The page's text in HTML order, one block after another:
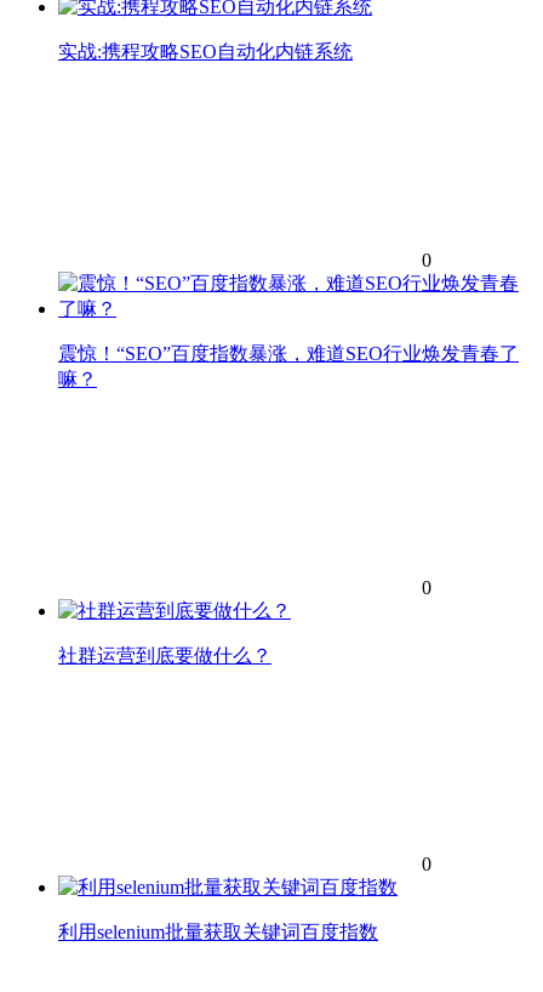
实战:携程攻略SEO自动化内链系统
0
震惊！“SEO”百度指数暴涨，难道SEO行业焕发青春了
嘛？
0
社群运营到底要做什么？
0
利用selenium批量获取关键词百度指数